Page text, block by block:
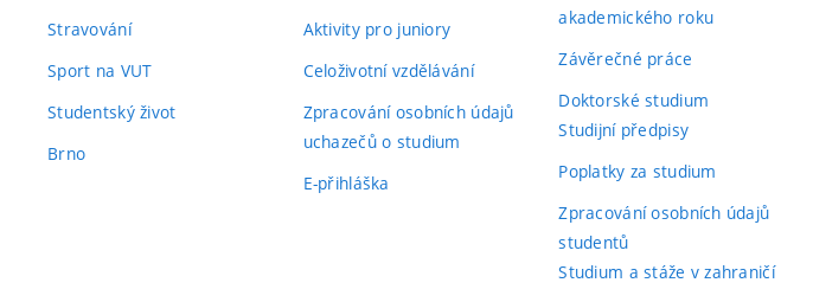
Stravování
Sport na VUT
Studentský život
Brno
Aktivity pro juniory
Celoživotní vzdělávání
Zpracování osobních údajů
uchazečů o studium
E-přihláška
akademického roku
Závěrečné práce
Doktorské studium
Studijní předpisy
Poplatky za studium
Zpracování osobních údajů
studentů
Studium a stáže v zahraničí